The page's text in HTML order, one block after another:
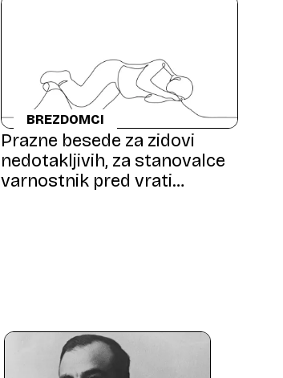
BREZDOMCI
Prazne besede za zidovi
nedotakljivih, za stanovalce
varnostnik pred vrati